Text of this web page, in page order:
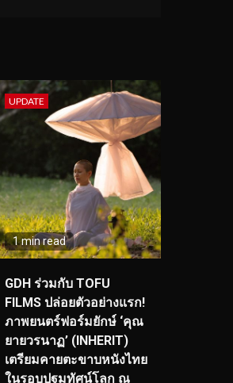
UPDATE
1 min read
GDH ร่วมกับ TOFU
FILMS ปล่อยตัวอย่างแรก!
ภาพยนตร์ฟอร์มยักษ์ ‘คุณ
ยายวรนาฏ’ (INHERIT)
เตรียมคายตะขาบหนังไทย
ในรอบปฐมทัศน์โลก ณ